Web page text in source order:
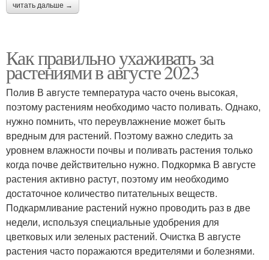
читать дальше →
Как правильно ухаживать за
растениями в августе 2023
Полив В августе температура часто очень высокая,
поэтому растениям необходимо часто поливать. Однако,
нужно помнить, что переувлажнение может быть
вредным для растений. Поэтому важно следить за
уровнем влажности почвы и поливать растения только
когда почве действительно нужно. Подкормка В августе
растения активно растут, поэтому им необходимо
достаточное количество питательных веществ.
Подкармливание растений нужно проводить раз в две
недели, используя специальные удобрения для
цветковых или зеленых растений. Очистка В августе
растения часто поражаются вредителями и болезнями.